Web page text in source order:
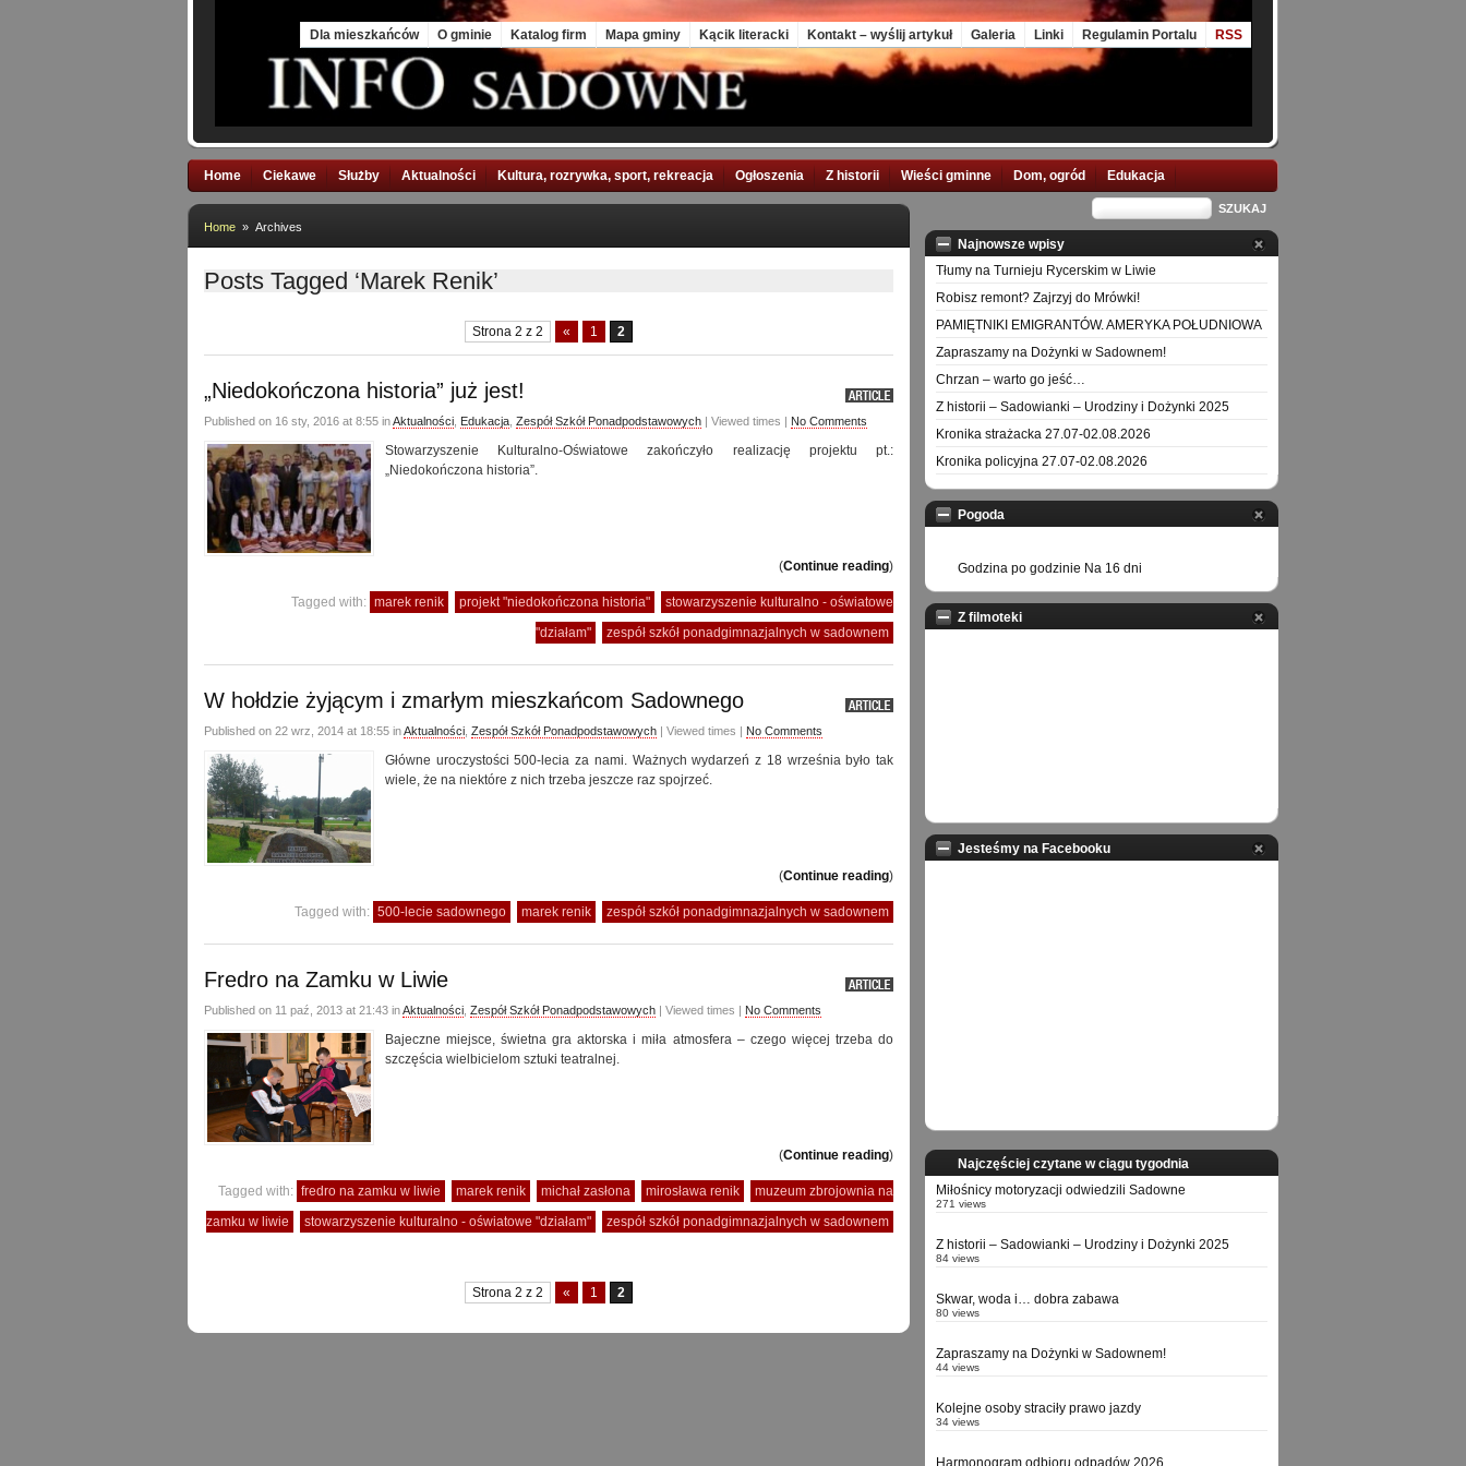
Dla mieszkańców O gminie Katalog firm Mapa gminy Kącik literacki Kontakt – wyślij artykuł Galeria Linki Regulamin Portalu RSS
Home Ciekawe Służby Aktualności Kultura, rozrywka, sport, rekreacja Ogłoszenia Z historii Wieści gminne Dom, ogród Edukacja
Home » Archives
Posts Tagged ‘Marek Renik’
Strona 2 z 2 « 1 2
„Niedokończona historia” już jest!
Published on 16 sty, 2016 at 8:55 inAktualności Edukacja Zespół Szkół Ponadpodstawowych | Viewed times | No Comments
Stowarzyszenie Kulturalno-Oświatowe zakończyło realizację projektu pt.:
„Niedokończona historia”.
(Continue reading)
Tagged with: marek renik projekt "niedokończona historia"
stowarzyszenie kulturalno - oświatowe
"działam"
zespół szkół ponadgimnazjalnych w sadownem
W hołdzie żyjącym i zmarłym mieszkańcom Sadownego
Published on 22 wrz, 2014 at 18:55 inAktualności Zespół Szkół Ponadpodstawowych | Viewed times | No Comments
Główne uroczystości 500-lecia za nami. Ważnych wydarzeń z 18 września było tak
wiele, że na niektóre z nich trzeba jeszcze raz spojrzeć.
(Continue reading)
Tagged with: 500-lecie sadownego marek renik zespół szkół ponadgimnazjalnych w sadownem
Fredro na Zamku w Liwie
Published on 11 paź, 2013 at 21:43 inAktualności Zespół Szkół Ponadpodstawowych | Viewed times | No Comments
Bajeczne miejsce, świetna gra aktorska i miła atmosfera – czego więcej trzeba do
szczęścia wielbicielom sztuki teatralnej.
(Continue reading)
Tagged with: fredro na zamku w liwie marek renik michał zasłona mirosława renik
muzeum zbrojownia na
zamku w liwie
stowarzyszenie kulturalno - oświatowe "działam" zespół szkół ponadgimnazjalnych w sadownem
Strona 2 z 2 « 1 2
Najnowsze wpisy
Tłumy na Turnieju Rycerskim w Liwie
Robisz remont? Zajrzyj do Mrówki!
PAMIĘTNIKI EMIGRANTÓW. AMERYKA POŁUDNIOWA
Zapraszamy na Dożynki w Sadownem!
Chrzan – warto go jeść…
Z historii – Sadowianki – Urodziny i Dożynki 2025
Kronika strażacka 27.07-02.08.2026
Kronika policyjna 27.07-02.08.2026
Pogoda
Godzina po godzinie Na 16 dni
Z filmoteki
Jesteśmy na Facebooku
Najczęściej czytane w ciągu tygodnia
Miłośnicy motoryzacji odwiedzili Sadowne
271 views
Z historii – Sadowianki – Urodziny i Dożynki 2025
84 views
Skwar, woda i… dobra zabawa
80 views
Zapraszamy na Dożynki w Sadownem!
44 views
Kolejne osoby straciły prawo jazdy
34 views
Harmonogram odbioru odpadów 2026